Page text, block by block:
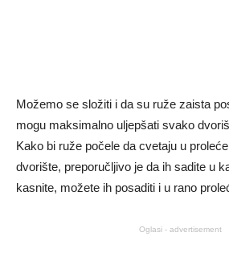
Možemo se složiti i da su ruže zaista
mogu maksimalno uljepšati svako
Kako bi ruže počele da cvetaju u
dvorište, preporučljivo je da ih sadite u
kasnite, možete ih posaditi i u rano
Oglasi - advertisement